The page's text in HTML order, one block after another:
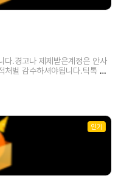
다.경고나 제제받은계정은 안사
처벌 감수하셔야됩니다.틱톡 계
o/sZwvbuzi
인기